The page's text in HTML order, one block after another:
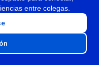
entre colegas.
1997-2026